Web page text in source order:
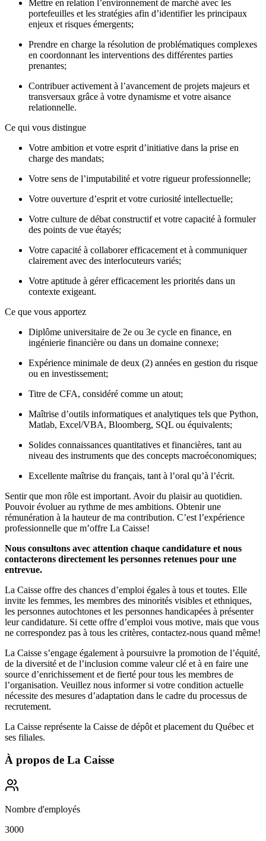
Mettre en relation l’environnement de marché avec les
portefeuilles et les stratégies afin d’identifier les principaux
enjeux et risques émergents;
Prendre en charge la résolution de problématiques complexes
en coordonnant les interventions des différentes parties
prenantes;
Contribuer activement à l’avancement de projets majeurs et
transversaux grâce à votre dynamisme et votre aisance
relationnelle.
Ce qui vous distingue
Votre ambition et votre esprit d’initiative dans la prise en
charge des mandats;
Votre sens de l’imputabilité et votre rigueur professionnelle;
Votre ouverture d’esprit et votre curiosité intellectuelle;
Votre culture de débat constructif et votre capacité à formuler
des points de vue étayés;
Votre capacité à collaborer efficacement et à communiquer
clairement avec des interlocuteurs variés;
Votre aptitude à gérer efficacement les priorités dans un
contexte exigeant.
Ce que vous apportez
Diplôme universitaire de 2e ou 3e cycle en finance, en
ingénierie financière ou dans un domaine connexe;
Expérience minimale de deux (2) années en gestion du risque
ou en investissement;
Titre de CFA, considéré comme un atout;
Maîtrise d’outils informatiques et analytiques tels que Python,
Matlab, Excel/VBA, Bloomberg, SQL ou équivalents;
Solides connaissances quantitatives et financières, tant au
niveau des instruments que des concepts macroéconomiques;
Excellente maîtrise du français, tant à l’oral qu’à l’écrit.
Sentir que mon rôle est important. Avoir du plaisir au quotidien.
Pouvoir évoluer au rythme de mes ambitions. Obtenir une
rémunération à la hauteur de ma contribution. C’est l’expérience
professionnelle que m’offre La Caisse!
Nous consultons avec attention chaque candidature et nous
contacterons directement les personnes retenues pour une
entrevue.
La Caisse offre des chances d’emploi égales à tous et toutes. Elle
invite les femmes, les membres des minorités visibles et ethniques,
les personnes autochtones et les personnes handicapées à présenter
leur candidature. Si cette offre d’emploi vous motive, mais que vous
ne correspondez pas à tous les critères, contactez-nous quand même!
La Caisse s’engage également à poursuivre la promotion de l’équité,
de la diversité et de l’inclusion comme valeur clé et à en faire une
source d’enrichissement et de fierté pour tous les membres de
l’organisation. Veuillez nous informer si votre condition actuelle
nécessite des mesures d’adaptation dans le cadre du processus de
recrutement.
La Caisse représente la Caisse de dépôt et placement du Québec et
ses filiales.
À propos de La Caisse
Nombre d'employés
3000